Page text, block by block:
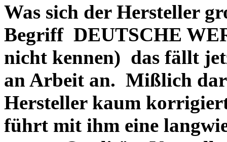
Was sich der Hersteller
Begriff DEUTSCHE
nicht kennen) das fällt
an Arbeit an. Mißlich
Hersteller kaum
führt mit ihm eine